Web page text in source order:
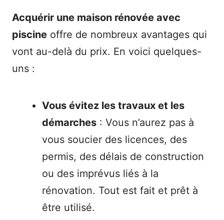
Acquérir une maison rénovée avec
piscine offre de nombreux avantages qui
vont au-delà du prix. En voici quelques-
uns :
Vous évitez les travaux et les
démarches : Vous n’aurez pas à
vous soucier des licences, des
permis, des délais de construction
ou des imprévus liés à la
rénovation. Tout est fait et prêt à
être utilisé.